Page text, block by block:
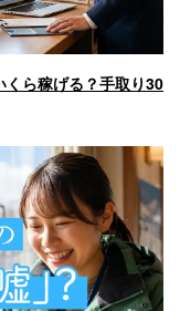
くら稼げる？手取り30